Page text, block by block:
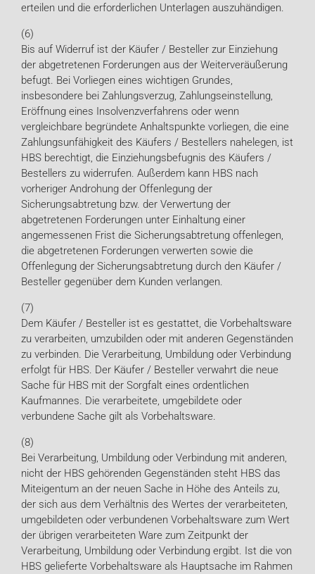
erteilen und die erforderlichen Unterlagen auszuhändigen.
(6)
Bis auf Widerruf ist der Käufer / Besteller zur Einziehung
der abgetretenen Forderungen aus der Weiterveräußerung
befugt. Bei Vorliegen eines wichtigen Grundes,
insbesondere bei Zahlungsverzug, Zahlungseinstellung,
Eröffnung eines Insolvenzverfahrens oder wenn
vergleichbare begründete Anhaltspunkte vorliegen, die eine
Zahlungsunfähigkeit des Käufers / Bestellers nahelegen, ist
HBS berechtigt, die Einziehungsbefugnis des Käufers /
Bestellers zu widerrufen. Außerdem kann HBS nach
vorheriger Androhung der Offenlegung der
Sicherungsabtretung bzw. der Verwertung der
abgetretenen Forderungen unter Einhaltung einer
angemessenen Frist die Sicherungsabtretung offenlegen,
die abgetretenen Forderungen verwerten sowie die
Offenlegung der Sicherungsabtretung durch den Käufer /
Besteller gegenüber dem Kunden verlangen.
(7)
Dem Käufer / Besteller ist es gestattet, die Vorbehaltsware
zu verarbeiten, umzubilden oder mit anderen Gegenständen
zu verbinden. Die Verarbeitung, Umbildung oder Verbindung
erfolgt für HBS. Der Käufer / Besteller verwahrt die neue
Sache für HBS mit der Sorgfalt eines ordentlichen
Kaufmannes. Die verarbeitete, umgebildete oder
verbundene Sache gilt als Vorbehaltsware.
(8)
Bei Verarbeitung, Umbildung oder Verbindung mit anderen,
nicht der HBS gehörenden Gegenständen steht HBS das
Miteigentum an der neuen Sache in Höhe des Anteils zu,
der sich aus dem Verhältnis des Wertes der verarbeiteten,
umgebildeten oder verbundenen Vorbehaltsware zum Wert
der übrigen verarbeiteten Ware zum Zeitpunkt der
Verarbeitung, Umbildung oder Verbindung ergibt. Ist die von
HBS gelieferte Vorbehaltsware als Hauptsache im Rahmen